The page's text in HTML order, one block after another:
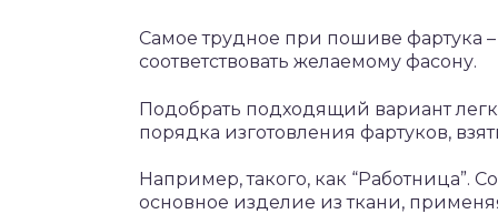
Самое трудное при пошиве
соответствовать желаемому фасону.
Подобрать подходящий вариант
порядка изготовления фартуков,
Например, такого, как “Работница”.
основное изделие из ткани,